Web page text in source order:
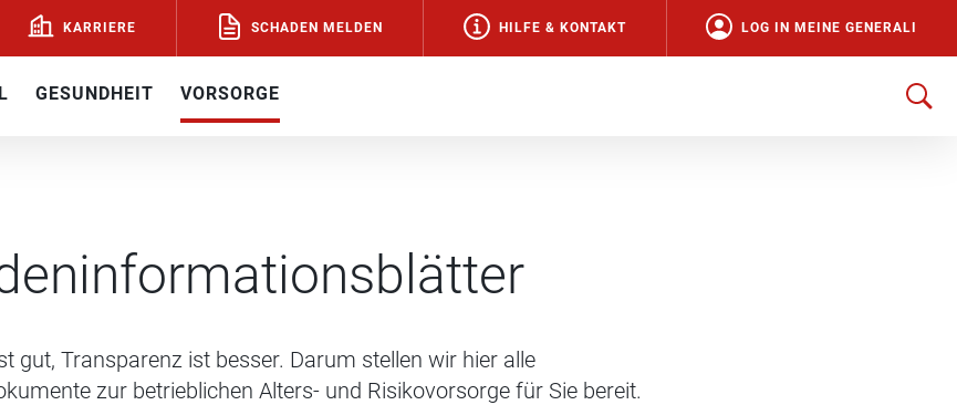
KARRIERE SCHADEN MELDEN HILFE & KONTAKT LOG IN MEINE GENERALI
GESUNDHEIT VORSORGE
gut, Transparenz ist besser. Darum stellen wir hier alle
zur betrieblichen Alters- und Risikovorsorge für Sie bereit.